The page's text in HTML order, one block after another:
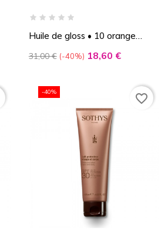
Huile de gloss • 10 orange
Prix
31,00 € -40% Prix
18,60 €
-40% favorite_border